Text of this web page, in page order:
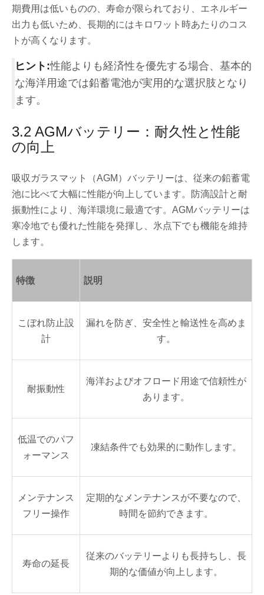
期費用は低いものの、寿命が限られており、エネルギー
出力も低いため、長期的にはキロワット時あたりのコス
トが高くなります。
ヒント:性能よりも経済性を優先する場合、基本的
な海洋用途では鉛蓄電池が実用的な選択肢となり
ます。
3.2 AGMバッテリー：耐久性と性能
の向上
吸収ガラスマット（AGM）バッテリーは、従来の鉛蓄電
池に比べて大幅に性能が向上しています。防滴設計と耐
振動性により、海洋環境に最適です。AGMバッテリーは
寒冷地でも優れた性能を発揮し、氷点下でも機能を維持
します。
特徴 説明
こぼれ防止設
計
漏れを防ぎ、安全性と輸送性を高めま
す。
耐振動性
海洋およびオフロード用途で信頼性が
あります。
低温でのパフ
ォーマンス
凍結条件でも効果的に動作します。
メンテナンス
フリー操作
定期的なメンテナンスが不要なので、
時間を節約できます。
寿命の延長
従来のバッテリーよりも長持ちし、長
期的な価値が向上します。